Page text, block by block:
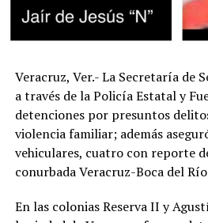
Veracruz, Ver.- La Secretaría de
a través de la Policía Estatal y
detenciones por presuntos
violencia familiar; además
vehiculares, cuatro con reporte
conurbada Veracruz-Boca del
En las colonias Reserva II y